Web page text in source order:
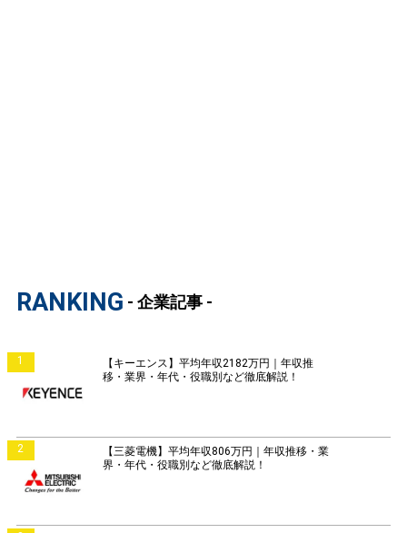
RANKING - 企業記事 -
1
【キーエンス】平均年収2182万円｜年収推
移・業界・年代・役職別など徹底解説！
2
【三菱電機】平均年収806万円｜年収推移・業
界・年代・役職別など徹底解説！